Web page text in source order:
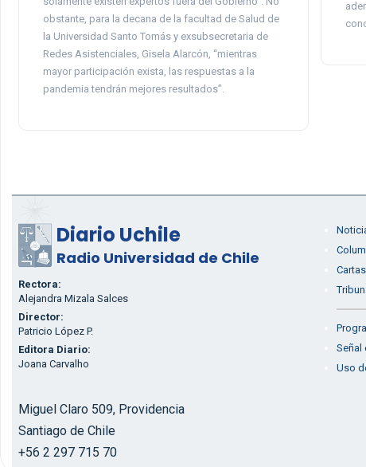
obstante, para la decana de la facultad de Salud de
la Universidad Santo Tomás y exsubsecretaria de
Redes Asistenciales, Gisela Alarcón, “mientras
mayor participación exista, las respuestas a la
pandemia tendrán mejores resultados”.
Diario Uchile
Radio Universidad de Chile
Rectora:
Alejandra Mizala Salces
Director:
Patricio López P.
Editora Diario:
Joana Carvalho
Miguel Claro 509, Providencia
Santiago de Chile
+56 2 297 715 70
Señal
Uso